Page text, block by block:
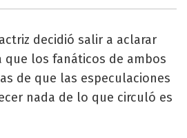
decidió salir a aclarar
que los fanáticos de ambos
de que las especulaciones
nada de lo que circuló es